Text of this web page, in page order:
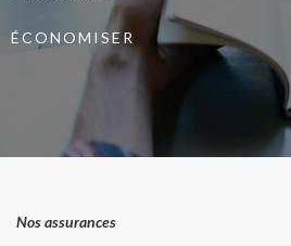
ÉCONOMISER
Nos assurances